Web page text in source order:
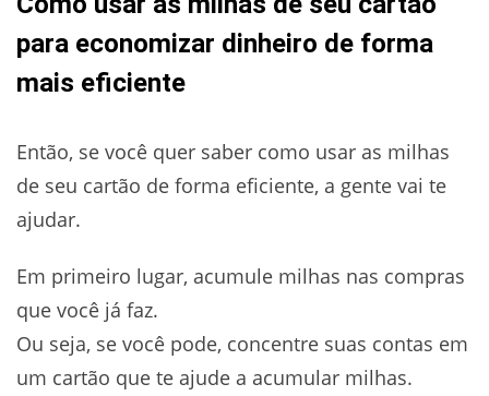
para economizar dinheiro de forma
mais eficiente
Então, se você quer saber como usar as milhas
de seu cartão de forma eficiente, a gente vai te
ajudar.
Em primeiro lugar, acumule milhas nas compras
que você já faz.
Ou seja, se você pode, concentre suas contas em
um cartão que te ajude a acumular milhas.